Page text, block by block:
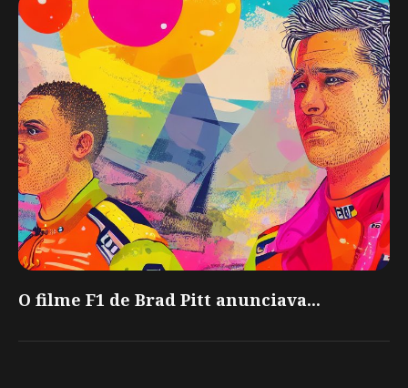
O filme F1 de Brad Pitt anunciava...